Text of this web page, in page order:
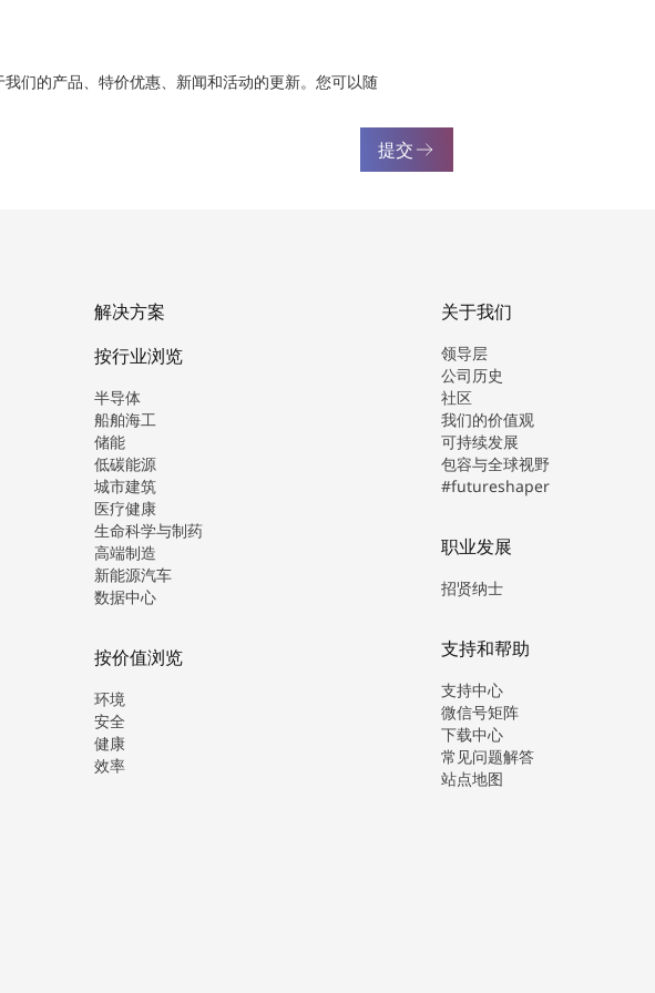
们的产品、特价优惠、新闻和活动的更新。您可以随
提交
解决方案
按行业浏览
半导体
船舶海工
储能
低碳能源
城市建筑
医疗健康
生命科学与制药
高端制造
新能源汽车
数据中心
按价值浏览
环境
安全
健康
效率
关于我们
领导层
公司历史
社区
我们的价值观
可持续发展
包容与全球视野
#futureshaper
职业发展
招贤纳士
支持和帮助
支持中心
微信号矩阵
下载中心
常见问题解答
站点地图